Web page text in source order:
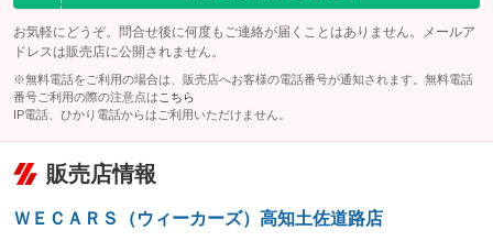
お気軽にどうぞ。問合せ後に何度もご連絡が届くことはありません。メールア
ドレスは販売店に公開されません。
※無料電話をご利用の場合は、販売店へお客様の電話番号が通知されます。無料電話
番号ご利用の際の注意点は こちら
IP電話、ひかり電話からはご利用いただけません。
販売店情報
ＷＥＣＡＲＳ（ウィーカーズ）高知土佐道路店